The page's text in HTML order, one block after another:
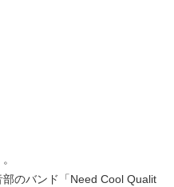
のバンド「Need Cool Qualit